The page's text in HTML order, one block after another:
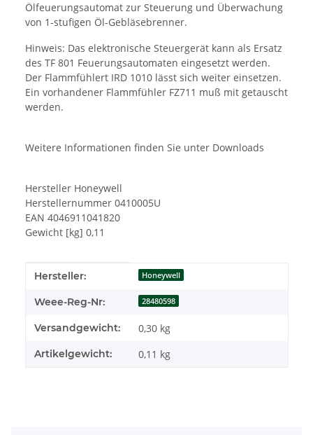
Ölfeuerungsautomat zur Steuerung und Überwachung
von 1-stufigen Öl-Gebläsebrenner.
Hinweis: Das elektronische Steuergerät kann als Ersatz
des TF 801 Feuerungsautomaten eingesetzt werden.
Der Flammfühlert IRD 1010 lässt sich weiter einsetzen.
Ein vorhandener Flammfühler FZ711 muß mit getauscht
werden.
Weitere Informationen finden Sie unter Downloads
Hersteller Honeywell
Herstellernummer 0410005U
EAN 4046911041820
Gewicht [kg] 0,11
Produkteigenschaft
Wert
Hersteller: Honeywell
Weee-Reg-Nr: 28480598
Versandgewicht: 0,30 kg
Artikelgewicht: 0,11 kg